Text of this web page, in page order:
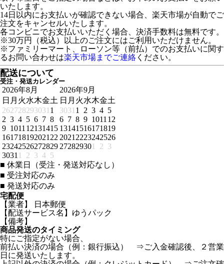
いたします。
14日以内にお支払いが確認できない場合、楽天市場が自動でご
注文をキャンセルいたします。
各コンビニでお支払いいただく場合、決済手数料は無料です。
※30万円（税込）以上のご注文にはご利用いただけません。
※ファミリーマート、ローソン等（前払）でのお支払いに関す
るお問い合わせは楽天市場までご連絡 ください。
配送について
受注・発送カレンダー
2026年8月
日 月 火水木金土
262728293031 1
2 3 4 5 6 7 8
9 1011 12131415
161718192021 22
23242526272829
3031 1 2 3 4 5
2026年9月
日 月 火水木金土
3031 1 2 3 4 5
6 7 8 9 1011 12
13141516171819
2021 2223242526
272829301 2 3
■ 休業日（受注・発送対応なし）
■ 受注対応のみ
■ 発送対応のみ
宅配便
【業者】 日本郵便
【配送サービス名】ゆうパック
【備考】
商品発送のタイミング
特にご指定がない場合、
前払い決済の場合（例：銀行振込） ⇒ご入金確認後、２営業
日に発送いたします。